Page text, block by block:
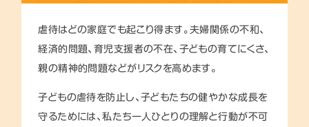
虐待はどの家庭でも起こり得ます。夫婦関係の不和、
経済的問題、育児支援者の不在、子どもの育てにくさ、
親の精神的問題などがリスクを高めます。
子どもの虐待を防止し、子どもたちの健やかな成長を
守るためには、私たち一人ひとりの理解と行動が不可